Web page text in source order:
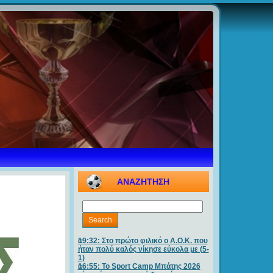
ΑΝΑΖΗΤΗΣΗ
19:32: Στο πρώτο φιλικό ο Α.Ο.Κ. που
ήταν πολύ καλός νίκησε εύκολα με (5-
1)
16:55: Το Sport Camp Μπάτης 2026